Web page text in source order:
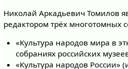
Николай Аркадьевич Томилов
редактором трёх многотомных
«Культура народов мира в
собраниях российских
«Культура народов России»